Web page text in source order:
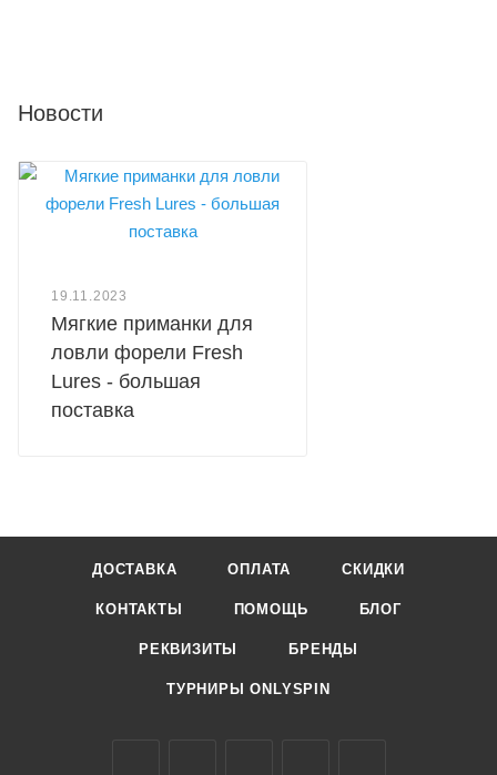
Новости
19.11.2023
Мягкие приманки для
ловли форели Fresh
Lures - большая
поставка
ДОСТАВКА ОПЛАТА СКИДКИ
КОНТАКТЫ ПОМОЩЬ БЛОГ
РЕКВИЗИТЫ БРЕНДЫ
ТУРНИРЫ ONLYSPIN